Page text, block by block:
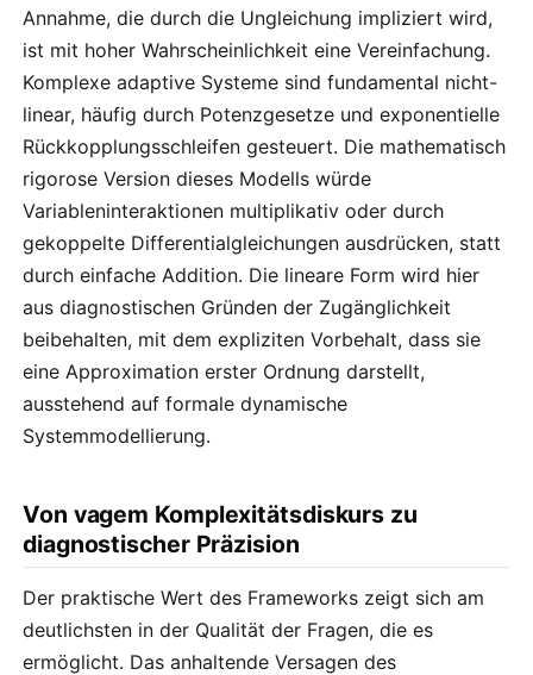
Annahme, die durch die Ungleichung impliziert wird,
ist mit hoher Wahrscheinlichkeit eine Vereinfachung.
Komplexe adaptive Systeme sind fundamental nicht-
linear, häufig durch Potenzgesetze und exponentielle
Rückkopplungsschleifen gesteuert. Die mathematisch
rigorose Version dieses Modells würde
Variableninteraktionen multiplikativ oder durch
gekoppelte Differentialgleichungen ausdrücken, statt
durch einfache Addition. Die lineare Form wird hier
aus diagnostischen Gründen der Zugänglichkeit
beibehalten, mit dem expliziten Vorbehalt, dass sie
eine Approximation erster Ordnung darstellt,
ausstehend auf formale dynamische
Systemmodellierung.
Von vagem Komplexitätsdiskurs zu
diagnostischer Präzision
Der praktische Wert des Frameworks zeigt sich am
deutlichsten in der Qualität der Fragen, die es
ermöglicht. Das anhaltende Versagen des